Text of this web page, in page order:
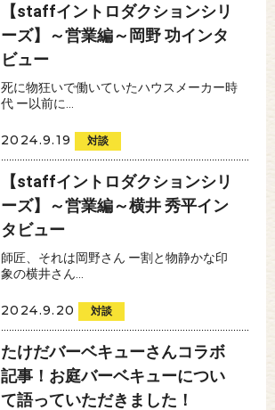
【staffイントロダクションシリ
ーズ】～営業編～岡野 功インタ
ビュー
死に物狂いで働いていたハウスメーカー時
代 ー以前に...
2024.9.19 対談
【staffイントロダクションシリ
ーズ】～営業編～横井 秀平イン
タビュー
師匠、それは岡野さん ー割と物静かな印
象の横井さん...
2024.9.20 対談
たけだバーベキューさんコラボ
記事！お庭バーベキューについ
て語っていただきました！